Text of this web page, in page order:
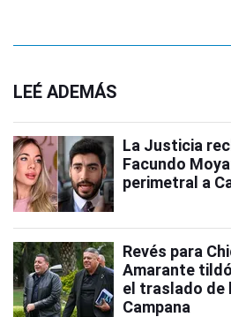
LEÉ ADEMÁS
La Justicia
Facundo
perimetral a
Revés para
Amarante
el traslado de
Campana